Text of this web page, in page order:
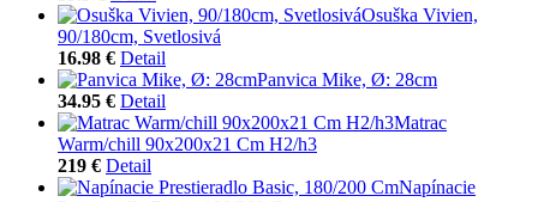
Osuška Vivien,
90/180cm, Svetlosivá
16.98 € Detail
Panvica Mike, Ø: 28cm
34.95 € Detail
Matrac
Warm/chill 90x200x21 Cm H2/h3
219 € Detail
Napínacie